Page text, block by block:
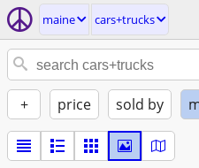
maine cars+trucks
+ price sold by